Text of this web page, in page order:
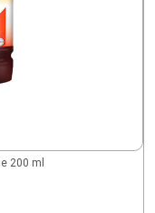
200 ml